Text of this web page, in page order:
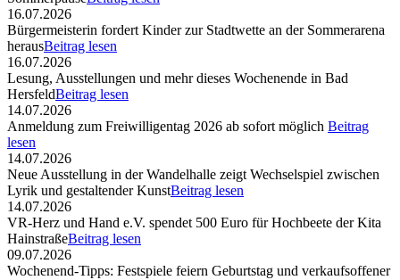
16.07.2026
Bürgermeisterin fordert Kinder zur Stadtwette an der Sommerarena
herausBeitrag lesen
16.07.2026
Lesung, Ausstellungen und mehr dieses Wochenende in Bad
HersfeldBeitrag lesen
14.07.2026
Anmeldung zum Freiwilligentag 2026 ab sofort möglich Beitrag
lesen
14.07.2026
Neue Ausstellung in der Wandelhalle zeigt Wechselspiel zwischen
Lyrik und gestaltender KunstBeitrag lesen
14.07.2026
VR-Herz und Hand e.V. spendet 500 Euro für Hochbeete der Kita
HainstraßeBeitrag lesen
09.07.2026
Wochenend-Tipps: Festspiele feiern Geburtstag und verkaufsoffener